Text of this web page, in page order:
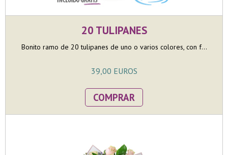
20 TULIPANES
Bonito ramo de 20 tulipanes de uno o varios colores, con f...
39,00 EUROS
COMPRAR